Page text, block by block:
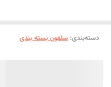
دسته‌بندی: سلفون بسته بندی